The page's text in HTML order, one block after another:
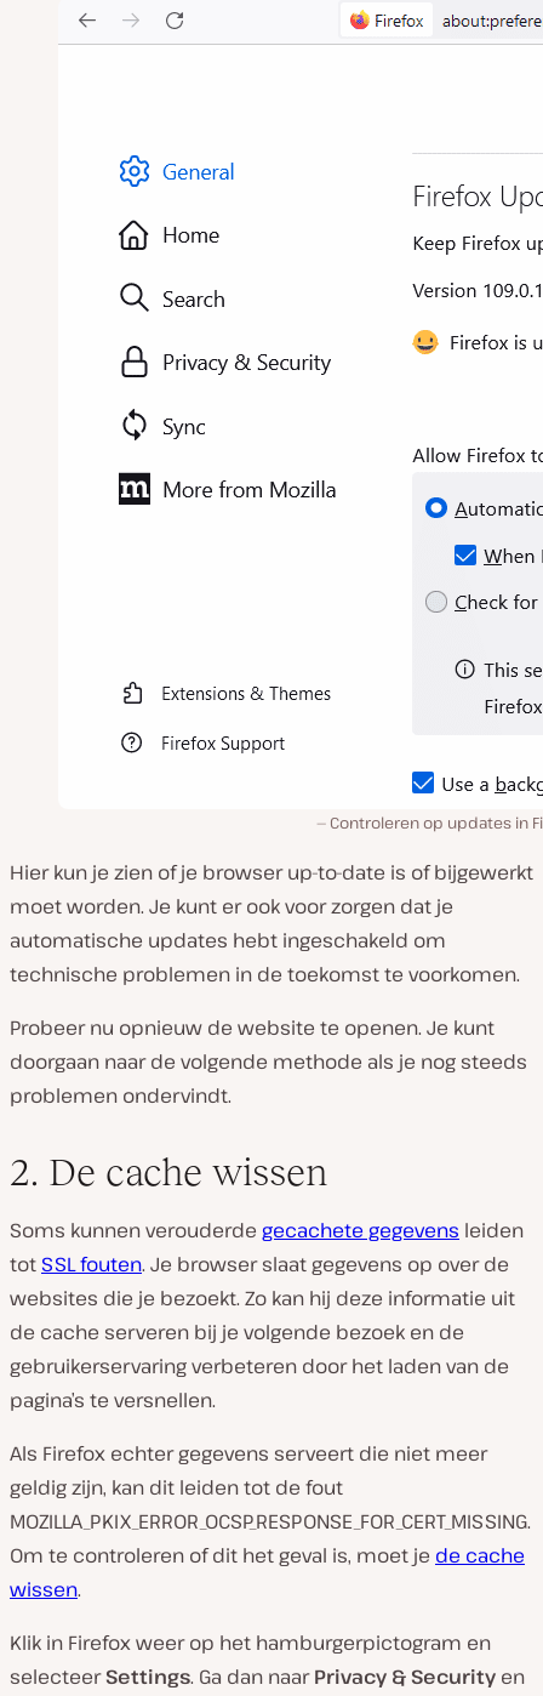
Controleren op updates in
Hier kun je zien of je browser up-to-date is of bijgewerkt
moet worden. Je kunt er ook voor zorgen dat je
automatische updates hebt ingeschakeld om
technische problemen in de toekomst te voorkomen.
Probeer nu opnieuw de website te openen. Je kunt
doorgaan naar de volgende methode als je nog steeds
problemen ondervindt.
2. De cache wissen
Soms kunnen verouderde gecachete gegevens leiden
tot SSL fouten. Je browser slaat gegevens op over de
websites die je bezoekt. Zo kan hij deze informatie uit
de cache serveren bij je volgende bezoek en de
gebruikerservaring verbeteren door het laden van de
pagina’s te versnellen.
Als Firefox echter gegevens serveert die niet meer
geldig zijn, kan dit leiden tot de fout
MOZILLA_PKIX_ERROR_OCSP_RESPONSE_FOR_CERT_MISSING.
Om te controleren of dit het geval is, moet je de cache
wissen.
Klik in Firefox weer op het hamburgerpictogram en
selecteerSettings. Ga dan naarPrivacy & Security en